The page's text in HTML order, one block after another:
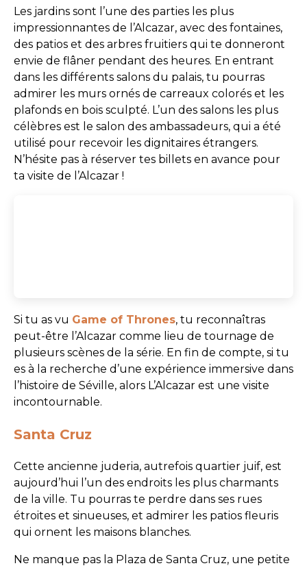
Les jardins sont l’une des parties les plus
impressionnantes de l’Alcazar, avec des fontaines,
des patios et des arbres fruitiers qui te donneront
envie de flâner pendant des heures. En entrant
dans les différents salons du palais, tu pourras
admirer les murs ornés de carreaux colorés et les
plafonds en bois sculpté. L’un des salons les plus
célèbres est le salon des ambassadeurs, qui a été
utilisé pour recevoir les dignitaires étrangers.
N’hésite pas à réserver tes billets en avance pour
ta visite de l’Alcazar !
Si tu as vu Game of Thrones, tu reconnaîtras
peut-être l’Alcazar comme lieu de tournage de
plusieurs scènes de la série. En fin de compte, si tu
es à la recherche d’une expérience immersive dans
l’histoire de Séville, alors L’Alcazar est une visite
incontournable.
Santa Cruz
Cette ancienne juderia, autrefois quartier juif, est
aujourd’hui l’un des endroits les plus charmants
de la ville. Tu pourras te perdre dans ses rues
étroites et sinueuses, et admirer les patios fleuris
qui ornent les maisons blanches.
Ne manque pas la Plaza de Santa Cruz, une petite